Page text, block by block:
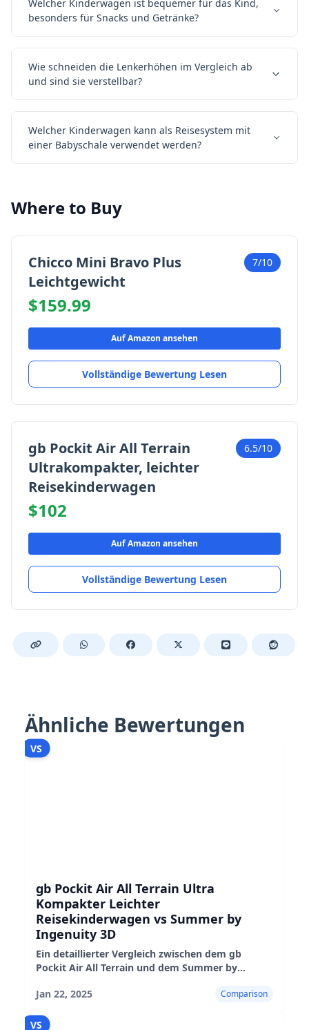
Welcher Kinderwagen ist bequemer für das Kind,
besonders für Snacks und Getränke?
Wie schneiden die Lenkerhöhen im Vergleich ab
und sind sie verstellbar?
Welcher Kinderwagen kann als Reisesystem mit
einer Babyschale verwendet werden?
Where to Buy
Chicco Mini Bravo Plus
Leichtgewicht
$159.99
7/10
Auf Amazon ansehen
Vollständige Bewertung Lesen
gb Pockit Air All Terrain
Ultrakompakter, leichter
Reisekinderwagen
$102
6.5/10
Auf Amazon ansehen
Vollständige Bewertung Lesen
Ähnliche Bewertungen
VS
gb Pockit Air All Terrain Ultra
Kompakter Leichter
Reisekinderwagen vs Summer by
Ingenuity 3D
Ein detaillierter Vergleich zwischen dem gb
Pockit Air All Terrain und dem Summer by
Eigenschaften, Leistung und Eignung hervorhebt
Jan 22, 2025 Comparison
VS